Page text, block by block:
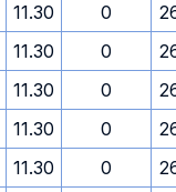
11.30 0
11.30 0
11.30 0
11.30 0
11.30 0